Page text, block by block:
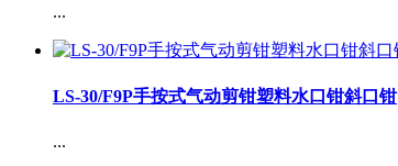
...
LS-30/F9P手按式气动剪钳塑料水口钳斜口钳
...